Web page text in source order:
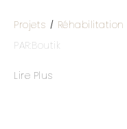
Projets Réhabilitation
PAR:Boutik
Lire Plus